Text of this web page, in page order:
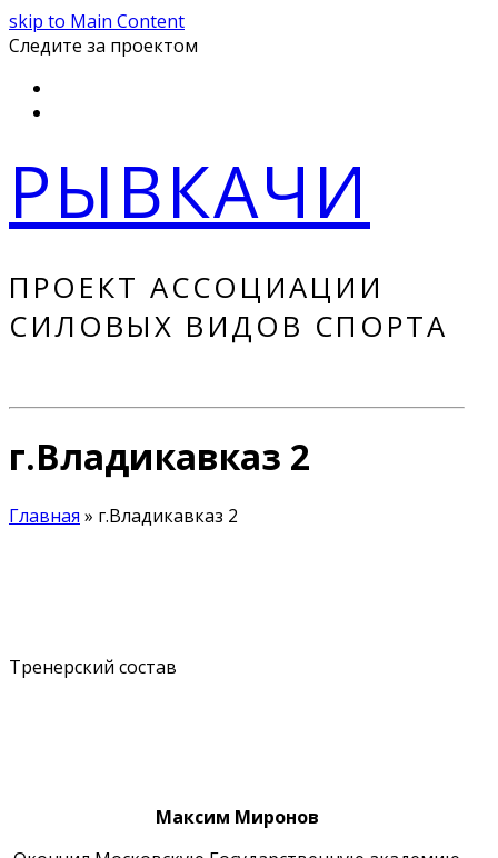
skip to Main Content
Следите за проектом
РЫВКАЧИ
ПРОЕКТ АССОЦИАЦИИ
СИЛОВЫХ ВИДОВ СПОРТА
г.Владикавказ 2
Главная » г.Владикавказ 2
Тренерский состав
Максим Миронов